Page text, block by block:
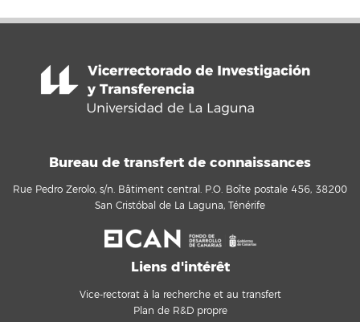
Bureau de transfert de connaissances
Rue Pedro Zerolo, s/n. Bâtiment central. P.O. Boîte postale 456, 38200
San Cristóbal de La Laguna, Ténérife
Liens d'intérêt
Vice-rectorat à la recherche et au transfert
Plan de R&D propre